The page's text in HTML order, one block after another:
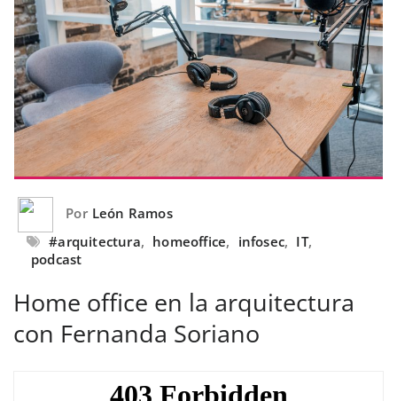
Por León Ramos
#arquitectura, homeoffice, infosec, IT,
podcast
Home office en la arquitectura
con Fernanda Soriano